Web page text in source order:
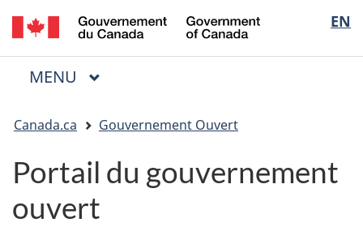
Passer
au
contenu
Passer
à
« Au
Passer
à
la
EN
of
Menu
MENU PRINCIPAL
êtes
ici
Canada.ca Gouvernement Ouvert
Portail du gouvernement
ouvert